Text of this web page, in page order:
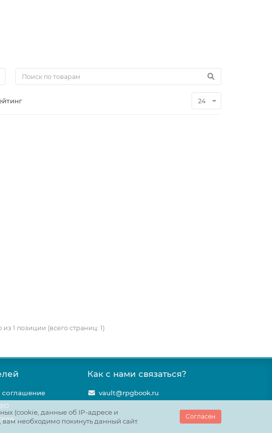
1 позиции (всего страниц: 1)
(cookie, данные об IP-адресе и
необходимо покинуть данный сайт.
Согласен
соглашение
Как с нами связаться?
vault@rpgbook.ru